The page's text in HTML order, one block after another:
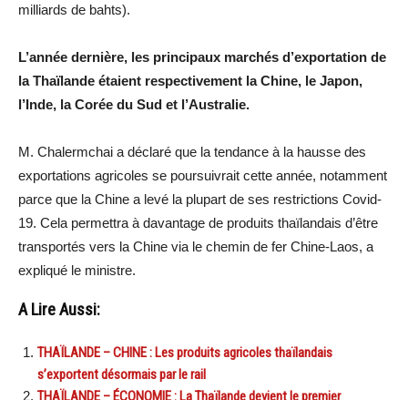
milliards de bahts).
L’année dernière, les principaux marchés d’exportation de
la Thaïlande étaient respectivement la Chine, le Japon,
l’Inde, la Corée du Sud et l’Australie.
M. Chalermchai a déclaré que la tendance à la hausse des
exportations agricoles se poursuivrait cette année, notamment
parce que la Chine a levé la plupart de ses restrictions Covid-
19. Cela permettra à davantage de produits thaïlandais d’être
transportés vers la Chine via le chemin de fer Chine-Laos, a
expliqué le ministre.
A Lire Aussi:
THAÏLANDE – CHINE : Les produits agricoles thaïlandais
s’exportent désormais par le rail
THAÏLANDE – ÉCONOMIE : La Thaïlande devient le premier